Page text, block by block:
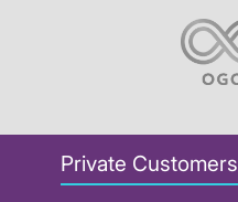
Private Customers